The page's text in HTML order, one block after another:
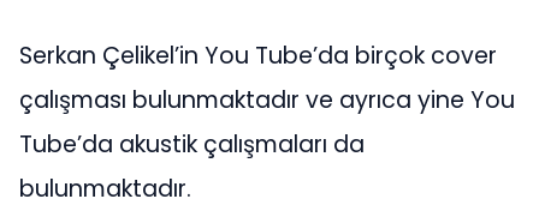
Serkan Çelikel’in You Tube’da birçok cover
çalışması bulunmaktadır ve ayrıca yine You
Tube’da akustik çalışmaları da
bulunmaktadır.